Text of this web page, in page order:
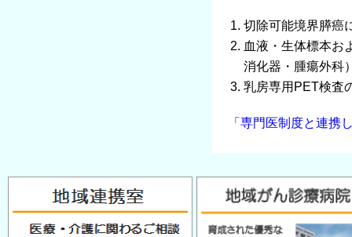
切除可能境界膵癌
血液・生体標本お
消化器・腫瘍外科
乳房専用PET検査
「専門医制度と連携